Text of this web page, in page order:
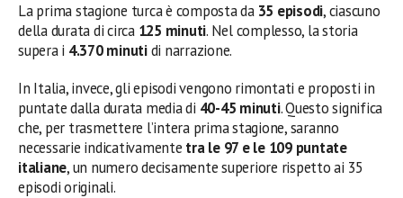
La prima stagione turca è composta da 35 episodi, ciascuno
della durata di circa 125 minuti. Nel complesso, la storia
supera i 4.370 minutidi narrazione.
In Italia, invece, gli episodi vengono rimontati e proposti in
puntate dalla durata media di 40-45 minuti. Questo significa
che, per trasmettere l’intera prima stagione, saranno
necessarie indicativamente tra le 97 e le 109 puntate
italiane, un numero decisamente superiore rispetto ai 35
episodi originali.